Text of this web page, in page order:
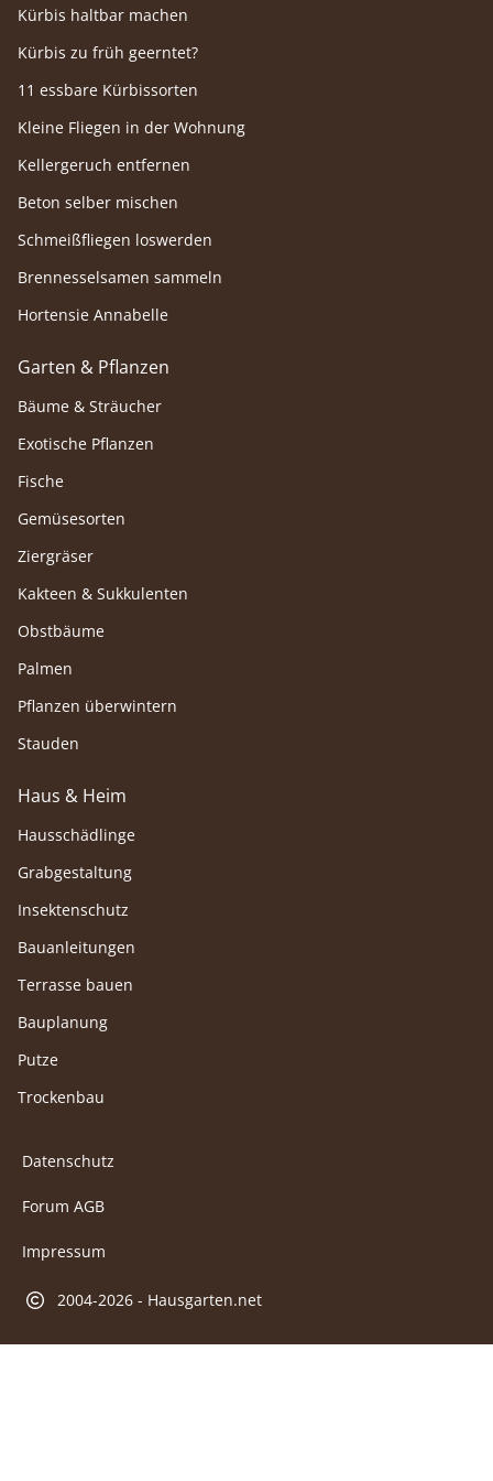
Kürbis haltbar machen
Kürbis zu früh geerntet?
11 essbare Kürbissorten
Kleine Fliegen in der Wohnung
Kellergeruch entfernen
Beton selber mischen
Schmeißfliegen loswerden
Brennesselsamen sammeln
Hortensie Annabelle
Garten & Pflanzen
Bäume & Sträucher
Exotische Pflanzen
Fische
Gemüsesorten
Ziergräser
Kakteen & Sukkulenten
Obstbäume
Palmen
Pflanzen überwintern
Stauden
Haus & Heim
Hausschädlinge
Grabgestaltung
Insektenschutz
Bauanleitungen
Terrasse bauen
Bauplanung
Putze
Trockenbau
Datenschutz
Forum AGB
Impressum
2004-2026 - Hausgarten.net